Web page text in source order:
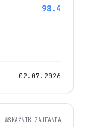
98.4
02.07.2026
WSKAŹNIK ZAUFANIA